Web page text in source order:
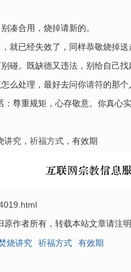
凑合用，烧掉请新的。
就已经失效了，同样恭敬烧掉送
碰。既缺德又违法，别给自己找
么处理，最好去问你请符的那个
尊重规矩，心存敬意。你真心
讲究 ， 祈福方式 ，有效期
作者所有，转载本站文章请注明
烧讲究 祈福方式 有效期